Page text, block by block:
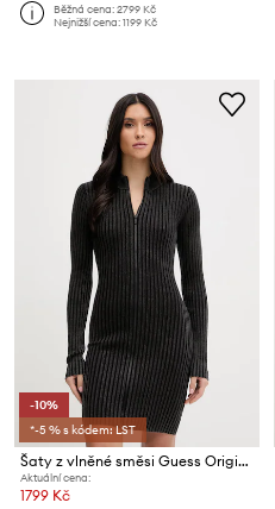
Běžná cena:2799 Kč
Nejnižší cena:1199 Kč
-10%
*-5 % s kódem: LST
Šaty z vlněné směsi Guess Originals
Aktuální cena:
1799 Kč